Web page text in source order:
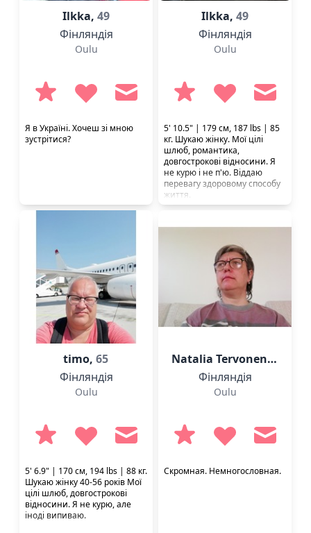
Ilkka, 49
Фінляндія
Oulu
Я в Україні. Хочеш зі мною
зустрітися?
Ilkka, 49
Фінляндія
Oulu
5' 10.5" | 179 см, 187 lbs | 85
кг. Шукаю жінку. Мої цілі
шлюб, романтика,
довгострокові відносини. Я
не курю і не п'ю. Віддаю
перевагу здоровому способу
життя.
timo,65
Фінляндія
Oulu
5' 6.9" | 170 см, 194 lbs | 88 кг.
Шукаю жінку 40-56 років Мої
цілі шлюб, довгострокові
відносини. Я не курю, але
іноді випиваю.
Natalia Tervonen,53
Фінляндія
Oulu
Скромная. Немногословная.